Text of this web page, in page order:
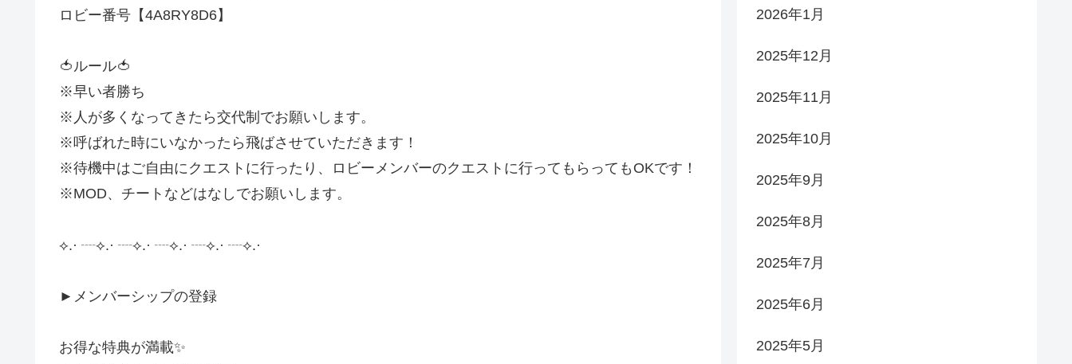
ロビー番号【4A8RY8D6】
🍅ルール🍅
※早い者勝ち
※人が多くなってきたら交代制でお願いします。
※呼ばれた時にいなかったら飛ばさせていただきます！
※待機中はご自由にクエストに行ったり、ロビーメンバーのクエストに行ってもらってもOKです！
※MOD、チートなどはなしでお願いします。
⟡.· ┈⟡.· ┈⟡.· ┈⟡.· ┈⟡.· ┈⟡.·
►メンバーシップの登録
お得な特典が満載✨
2026年1月
2025年12月
2025年11月
2025年10月
2025年9月
2025年8月
2025年7月
2025年6月
2025年5月